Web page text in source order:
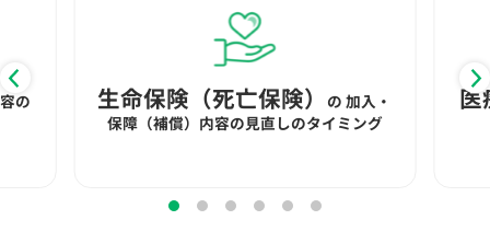
生命保険（死亡保険） の 加入・
保障（補償）内容の見直しのタイミング
医
の